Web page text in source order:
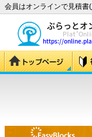
会員はオンラインで見積書(